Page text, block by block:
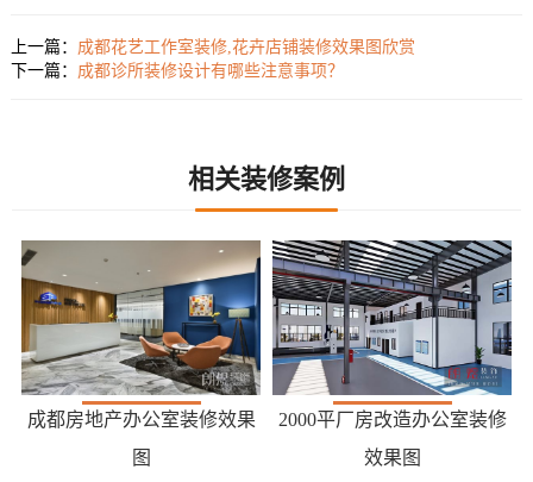
上一篇： 成都花艺工作室装修,花卉店铺装修效果图欣赏
下一篇： 成都诊所装修设计有哪些注意事项？
相关装修案例
成都房地产办公室装修效果
图
2000平厂房改造办公室装修
效果图